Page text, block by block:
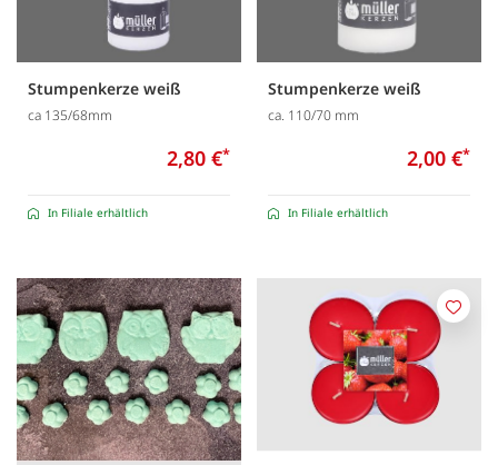
Stumpenkerze weiß
ca 135/68mm
2,80 €*
In Filiale erhältlich
Stumpenkerze weiß
ca. 110/70 mm
2,00 €*
In Filiale erhältlich